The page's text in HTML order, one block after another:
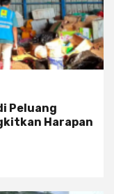
Peluang
Harapan